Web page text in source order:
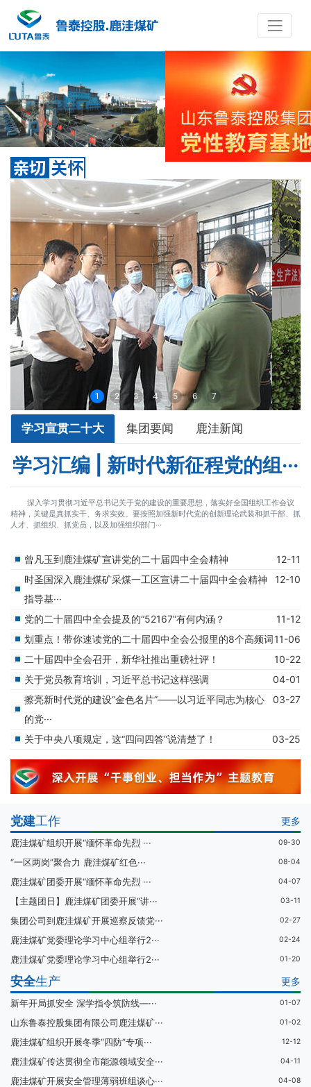
1 2 3 4 5 6 7
学习宣贯二十大 集团要闻 鹿洼新闻
学习汇编 | 新时代新征程党的组···
深入学习贯彻习近平总书记关于党的建设的重要思想，落实好全国组织工作会议
精神，关键是真抓实干、务求实效。要按照加强新时代党的创新理论武装和抓干部、抓
人才、抓组织、抓党员，以及加强组织部门···
12-11
曾凡玉到鹿洼煤矿宣讲党的二十届四中全会精神
12-10
时圣国深入鹿洼煤矿采煤一工区宣讲二十届四中全会精神
指导基···
11-12
党的二十届四中全会提及的“52167”有何内涵？
11-06
划重点！带你速读党的二十届四中全会公报里的8个高频词
10-22
二十届四中全会召开，新华社推出重磅社评！
04-01
关于党员教育培训，习近平总书记这样强调
03-27
擦亮新时代党的建设“金色名片”——以习近平同志为核心
的党···
03-25
关于中央八项规定，这“四问四答”说清楚了！
更多
党建工作
09-30
鹿洼煤矿组织开展“缅怀革命先烈 ···
08-04
“一区两岗”聚合力 鹿洼煤矿红色···
04-07
鹿洼煤矿团委开展“缅怀革命先烈 ···
03-11
【主题团日】鹿洼煤矿团委开展“讲···
02-27
集团公司到鹿洼煤矿开展巡察反馈党···
02-24
鹿洼煤矿党委理论学习中心组举行2···
01-20
鹿洼煤矿党委理论学习中心组举行2···
更多
安全生产
01-07
新年开局抓安全 深学指令筑防线—···
01-02
山东鲁泰控股集团有限公司鹿洼煤矿···
12-12
鹿洼煤矿组织开展冬季“四防”专项···
04-11
鹿洼煤矿传达贯彻全市能源领域安全···
04-08
鹿洼煤矿开展安全管理薄弱班组谈心···